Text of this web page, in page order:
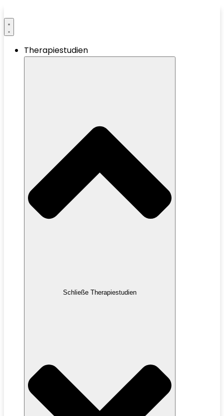
Therapiestudien
Schließe Therapiestudien